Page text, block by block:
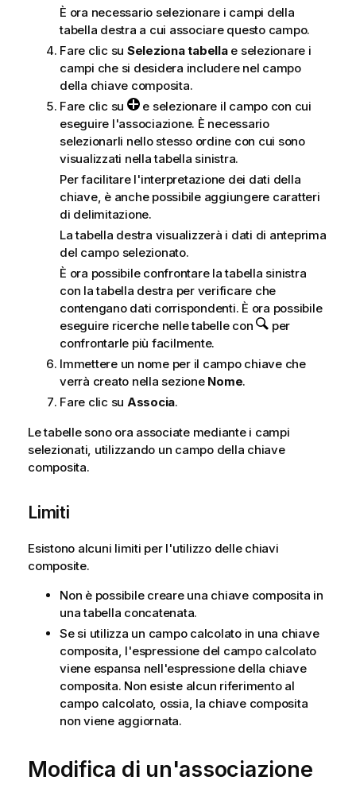
È ora necessario selezionare i campi della
tabella destra a cui associare questo campo.
Fare clic su Seleziona tabellae selezionare i
campi che si desidera includere nel campo
della chiave composita.
Fare clic su
e selezionare il campo con cui
eseguire l'associazione. È necessario
selezionarli nello stesso ordine con cui sono
visualizzati nella tabella sinistra.
Per facilitare l'interpretazione dei dati della
chiave, è anche possibile aggiungere caratteri
di delimitazione.
La tabella destra visualizzerà i dati di anteprima
del campo selezionato.
È ora possibile confrontare la tabella sinistra
con la tabella destra per verificare che
contengano dati corrispondenti. È ora possibile
eseguire ricerche nelle tabelle con
per
confrontarle più facilmente.
Immettere un nome per il campo chiave che
verrà creato nella sezione Nome.
Fare clic su Associa.
Le tabelle sono ora associate mediante i campi
selezionati, utilizzando un campo della chiave
composita.
Limiti
Esistono alcuni limiti per l'utilizzo delle chiavi
composite.
Non è possibile creare una chiave composita in
una tabella concatenata.
Se si utilizza un campo calcolato in una chiave
composita, l'espressione del campo calcolato
viene espansa nell'espressione della chiave
composita. Non esiste alcun riferimento al
campo calcolato, ossia, la chiave composita
non viene aggiornata.
Modifica di un'associazione